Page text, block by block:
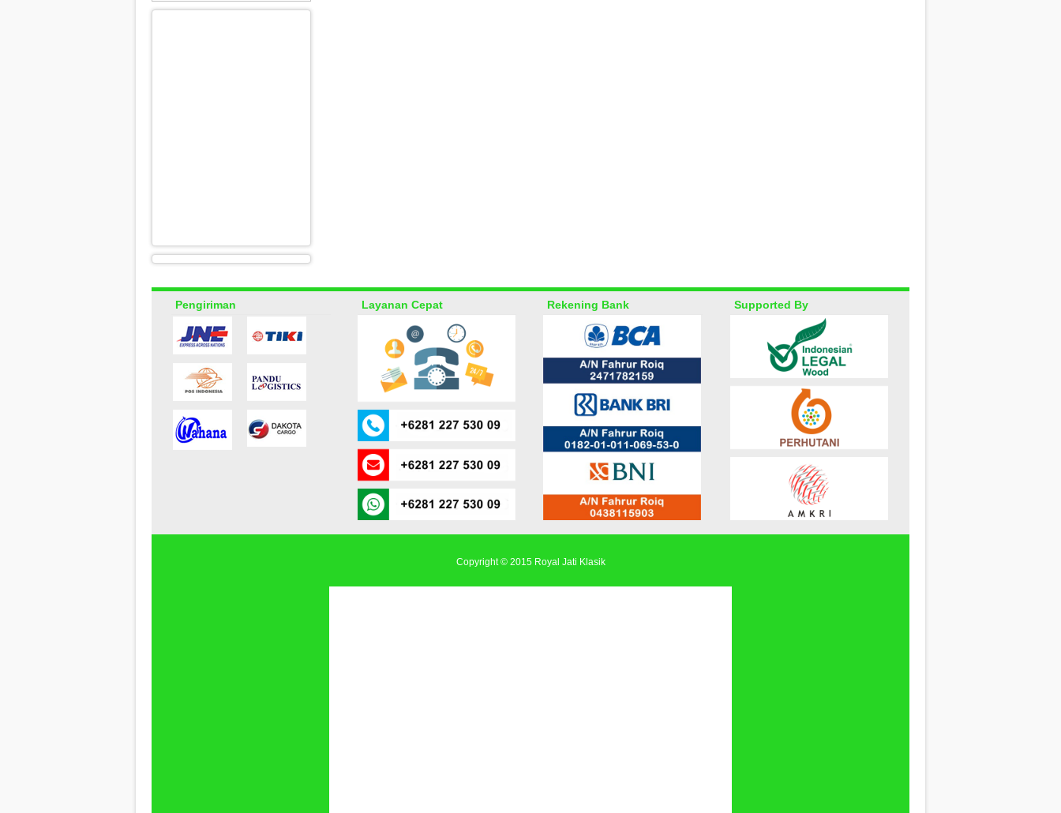
Pengiriman Layanan Cepat Rekening Bank Supported By
Copyright © 2015 Royal Jati Klasik